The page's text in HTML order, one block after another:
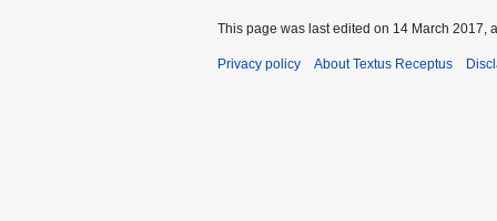
This page was last edited on 14 March 2017,
Privacy policy About Textus Receptus